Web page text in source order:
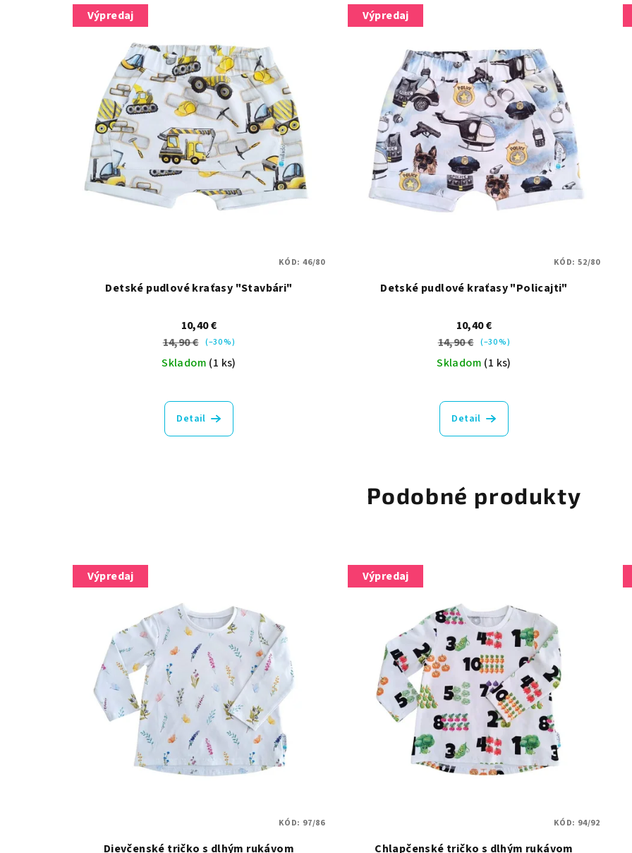
Výpredaj
Detské pudlové kraťasy "Stavbári"
10,40 €
14,90 € (–30 %)
Skladom (1 ks)
Detail
KÓD: 46/80
Výpredaj
Detské pudlové kraťasy "Policajti"
10,40 €
14,90 € (–30 %)
Skladom (1 ks)
Detail
KÓD: 52/80
Podobné produkty
Výpredaj
Dievčenské tričko s dlhým rukávom
KÓD: 97/86
Výpredaj
Chlapčenské tričko s dlhým rukávom
KÓD: 94/92